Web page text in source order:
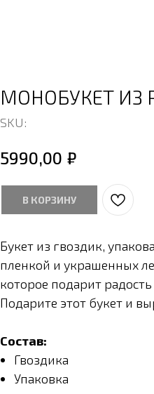
МОНОБУКЕТ ИЗ
SKU:
5990,00 ₽
В КОРЗИНУ
Букет из гвоздик,
пленкой и украшенных
которое подарит
Подарите этот букет и
Состав:
Гвоздика
Упаковка